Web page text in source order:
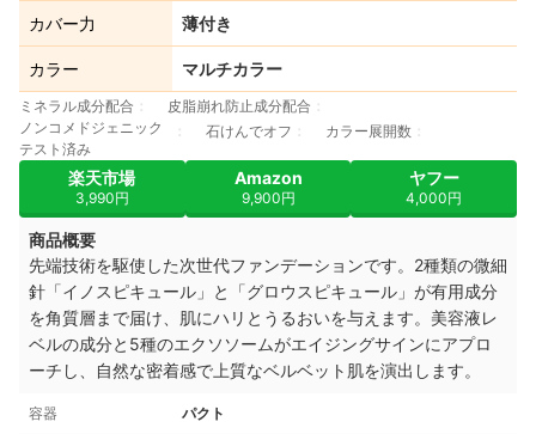
カバー力 薄付き
カラー マルチカラー
ミネラル成分配合
皮脂崩れ防止成分配合
ノンコメドジェニック
テスト済み
石けんでオフ カラー展開数
楽天市場
3,990円
Amazon
9,900円
ヤフー
4,000円
商品概要
先端技術を駆使した次世代ファンデーションです。2種類の微細
針「イノスピキュール」と「グロウスピキュール」が有用成分
を角質層まで届け、肌にハリとうるおいを与えます。美容液レ
ベルの成分と5種のエクソソームがエイジングサインにアプロ
ーチし、自然な密着感で上質なベルベット肌を演出します。
容器 パクト